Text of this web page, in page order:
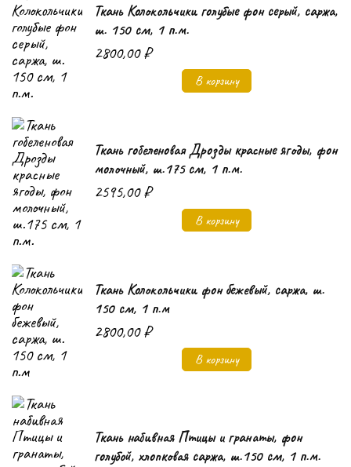
Ткань Колокольчики голубые фон серый, саржа,
ш. 150 см, 1 п.м.
2800,00₽
В корзину
Ткань гобеленовая Дрозды красные ягоды, фон
молочный, ш.175 см, 1 п.м.
2595,00₽
В корзину
Ткань Колокольчики фон бежевый, саржа, ш.
150 см, 1 п.м
2800,00₽
В корзину
Ткань набивная Птицы и гранаты, фон
голубой, хлопковая саржа, ш.150 см, 1 п.м.